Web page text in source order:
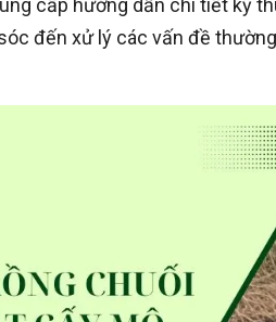
cấp hướng dẫn chi tiết kỹ
đến xử lý các vấn đề